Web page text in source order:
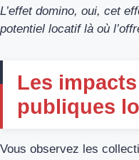
L’effet domino, oui, cet
potentiel locatif là où
Les
publiques
Vous observez les